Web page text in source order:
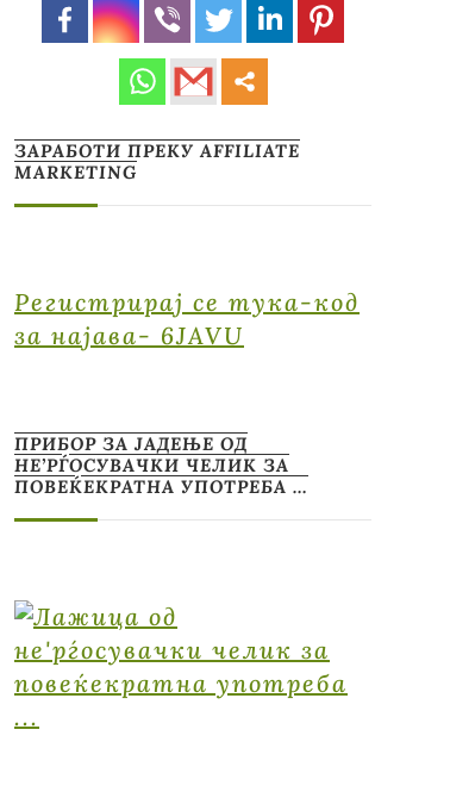
ЗАРАБОТИ ПРЕКУ AFFILIATE
MARKETING
Регистрирај се тука-код
за најава- 6JAVU
ПРИБОР ЗА ЈАДЕЊЕ ОД
НЕ’РЃОСУВАЧКИ ЧЕЛИК ЗА
ПОВЕЌЕКРАТНА УПОТРЕБА …